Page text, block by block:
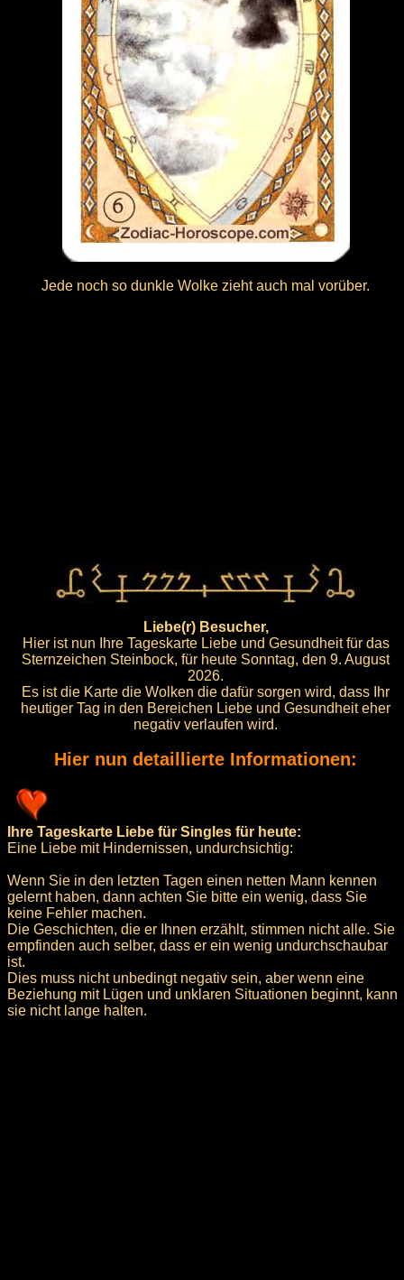
Jede noch so dunkle Wolke zieht auch mal vorüber.
Liebe(r) Besucher,
Hier ist nun Ihre Tageskarte Liebe und Gesundheit für das
Sternzeichen Steinbock, für heute Sonntag, den 9. August
2026.
Es ist die Karte die Wolken die dafür sorgen wird, dass Ihr
heutiger Tag in den Bereichen Liebe und Gesundheit eher
negativ verlaufen wird.
Hier nun detaillierte Informationen:
Ihre Tageskarte Liebe für Singles für heute:
Eine Liebe mit Hindernissen, undurchsichtig:
Wenn Sie in den letzten Tagen einen netten Mann kennen
gelernt haben, dann achten Sie bitte ein wenig, dass Sie
keine Fehler machen.
Die Geschichten, die er Ihnen erzählt, stimmen nicht alle. Sie
empfinden auch selber, dass er ein wenig undurchschaubar
ist.
Dies muss nicht unbedingt negativ sein, aber wenn eine
Beziehung mit Lügen und unklaren Situationen beginnt, kann
sie nicht lange halten.